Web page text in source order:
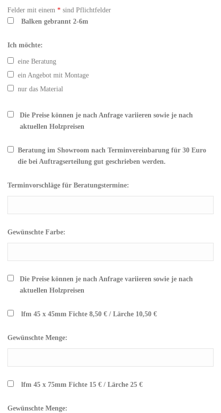
Felder mit einem * sind Pflichtfelder
Balken gebrannt 2-6m
Ich möchte:
eine Beratung
ein Angebot mit Montage
nur das Material
Die Preise können je nach Anfrage variieren sowie je nach
aktuellen Holzpreisen
Beratung im Showroom nach Terminvereinbarung für 30 Euro
die bei Auftragserteilung gut geschrieben werden.
Terminvorschläge für Beratungstermine:
Gewünschte Farbe:
Die Preise können je nach Anfrage variieren sowie je nach
aktuellen Holzpreisen
lfm 45 x 45mm Fichte 8,50 € / Lärche 10,50 €
Gewünschte Menge:
lfm 45 x 75mm Fichte 15 € / Lärche 25 €
Gewünschte Menge: